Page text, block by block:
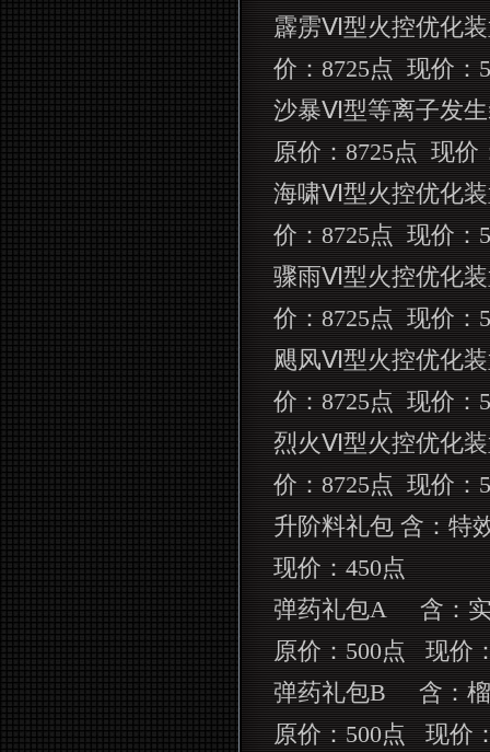
霹雳Ⅵ型火控优化
价：8725点 现价：
沙暴Ⅵ型等离子发
原价：8725点 现价
海啸Ⅵ型火控优化
价：8725点 现价：
骤雨Ⅵ型火控优化
价：8725点 现价：
飓风Ⅵ型火控优化
价：8725点 现价：
烈火Ⅵ型火控优化
价：8725点 现价：
升阶料礼包 含：特
现价：450点
弹药礼包A
含：
原价：500点
现价
弹药礼包B
含：
原价：500点
现价